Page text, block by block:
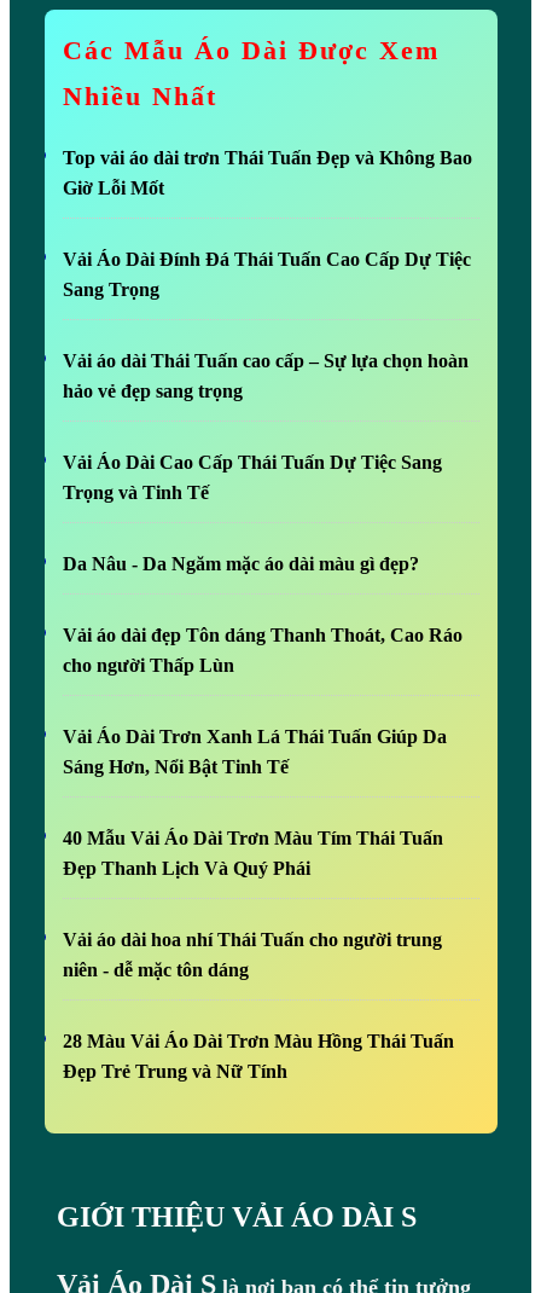
Các Mẫu Áo Dài Được Xem
Nhiều Nhất
Top vải áo dài trơn Thái Tuấn Đẹp và Không Bao
Giờ Lỗi Mốt
Vải Áo Dài Đính Đá Thái Tuấn Cao Cấp Dự Tiệc
Sang Trọng
Vải áo dài Thái Tuấn cao cấp – Sự lựa chọn hoàn
hảo vẻ đẹp sang trọng
Vải Áo Dài Cao Cấp Thái Tuấn Dự Tiệc Sang
Trọng và Tinh Tế
Da Nâu - Da Ngăm mặc áo dài màu gì đẹp?
Vải áo dài đẹp Tôn dáng Thanh Thoát, Cao Ráo
cho người Thấp Lùn
Vải Áo Dài Trơn Xanh Lá Thái Tuấn Giúp Da
Sáng Hơn, Nổi Bật Tinh Tế
40 Mẫu Vải Áo Dài Trơn Màu Tím Thái Tuấn
Đẹp Thanh Lịch Và Quý Phái
Vải áo dài hoa nhí Thái Tuấn cho người trung
niên - dễ mặc tôn dáng
28 Màu Vải Áo Dài Trơn Màu Hồng Thái Tuấn
Đẹp Trẻ Trung và Nữ Tính
GIỚI THIỆU VẢI ÁO DÀI S
Vải Áo Dài Slà nơi bạn có thể tin tưởng